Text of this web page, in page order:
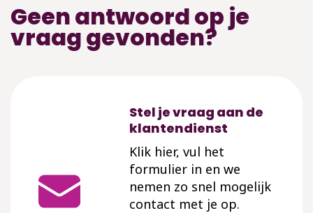
Geen antwoord op je
vraag gevonden?
Stel je vraag aan de
klantendienst
Klik hier, vul het
formulier in en we
nemen zo snel mogelijk
contact met je op.